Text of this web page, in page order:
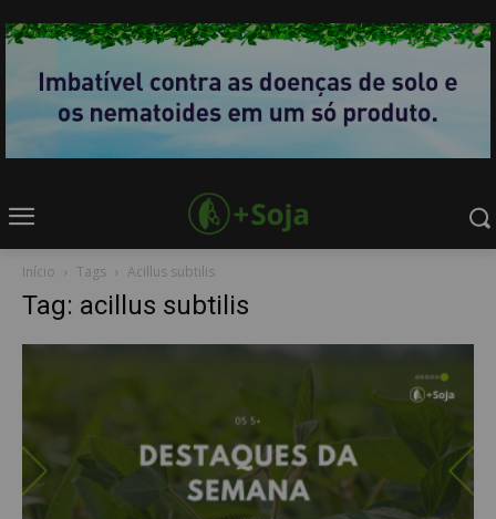
Início Tags Acillus subtilis
Tag: acillus subtilis